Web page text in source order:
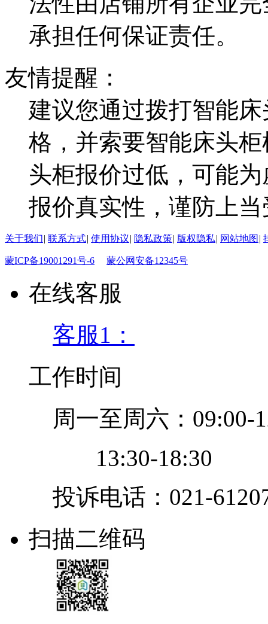
承担任何保证责任。
友情提醒：
建议您通过拨打智能
格，并索要智能床头
头柜报价过低，可能
报价真实性，谨防上
关于我们| 联系方式| 使用协议| 隐私政策| 版权隐私| 网站地图 |
蒙ICP备19001291号-6 蒙公网安备12345号
在线客服
客服1：
工作时间
周一至周六：09:00-
13:30-18:30
投诉电话：021-
扫描二维码